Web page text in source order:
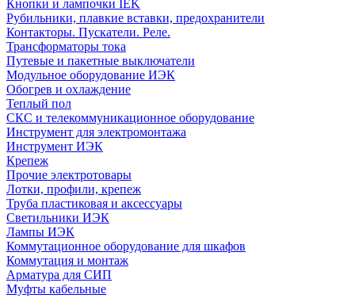
Кнопки и лампочки IEK
Рубильники, плавкие вставки, предохранители
Контакторы. Пускатели. Реле.
Трансформаторы тока
Путевые и пакетные выключатели
Модульное оборудование ИЭК
Обогрев и охлаждение
Теплый пол
СКС и телекоммуникационное оборудование
Инструмент для электромонтажа
Инструмент ИЭК
Крепеж
Прочие электротовары
Лотки, профили, крепеж
Труба пластиковая и аксессуары
Светильники ИЭК
Лампы ИЭК
Коммутационное оборудование для шкафов
Коммутация и монтаж
Арматура для СИП
Муфты кабельные